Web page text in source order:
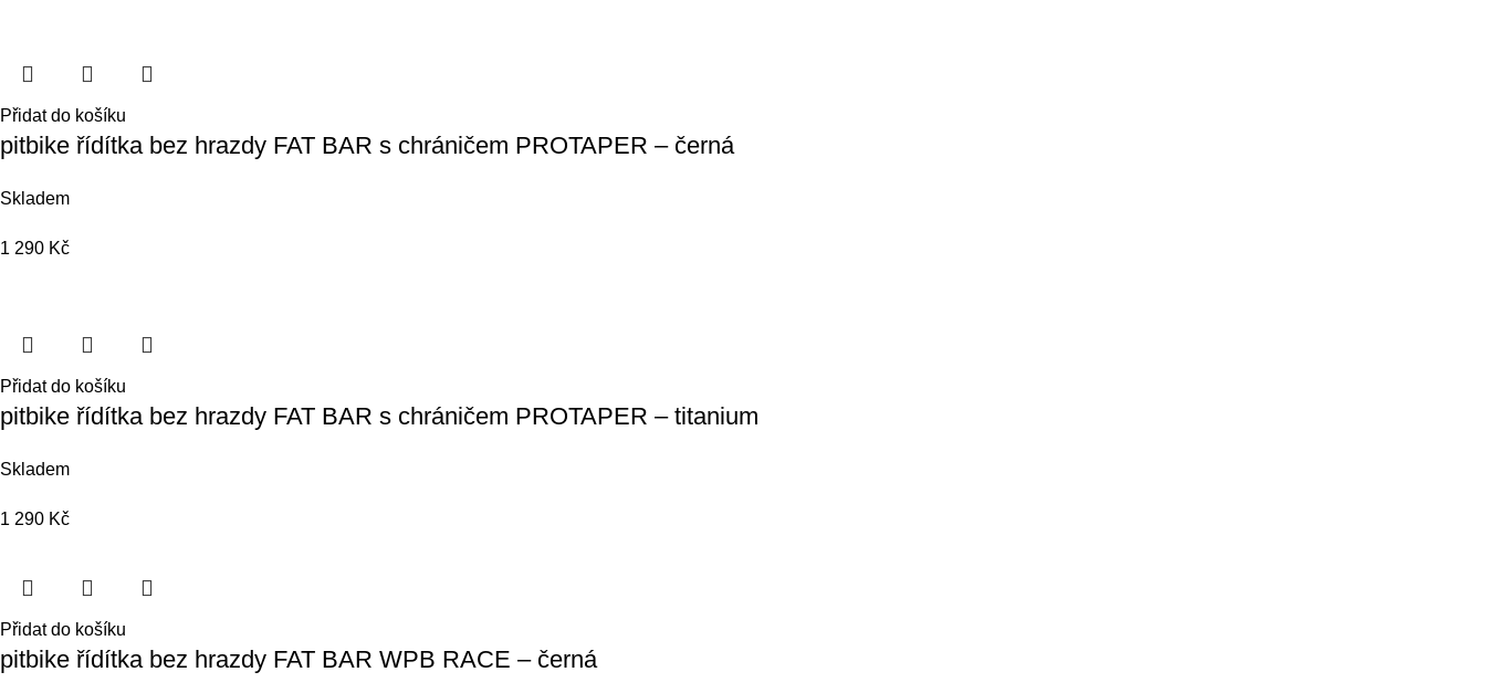
Přidat do košíku
pitbike řídítka bez hrazdy FAT BAR s chráničem PROTAPER – černá
Skladem
1 290 Kč
Přidat do košíku
pitbike řídítka bez hrazdy FAT BAR s chráničem PROTAPER – titanium
Skladem
1 290 Kč
Přidat do košíku
pitbike řídítka bez hrazdy FAT BAR WPB RACE – černá